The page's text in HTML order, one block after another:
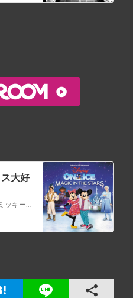
大好
ディズニー・オン・アイスとは ミッキーマウスやミニーマウスをはじめ、たくさんのディズニーキャラクターが登場し、世代を超えて愛され続けている、氷の上のミュージカルショーです。